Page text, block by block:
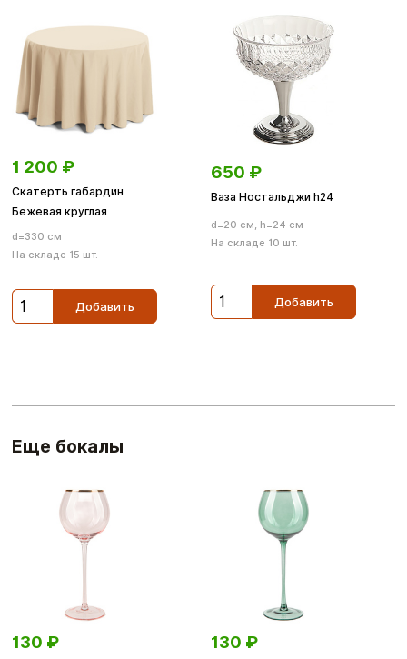
1 200 ₽
Скатерть габардин
Бежевая круглая
d=330 см
На складе 15 шт.
Добавить
650 ₽
Ваза Ностальджи h24
d=20 см, h=24 см
На складе 10 шт.
Добавить
Еще бокалы
130 ₽ 130 ₽